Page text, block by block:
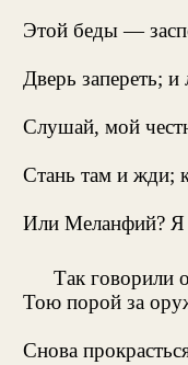
Этой беды —
Дверь запереть;
Слушай, мой
Стань там и жди;
Или Меланфий? Я
Так говорили
Тою порой за
Снова